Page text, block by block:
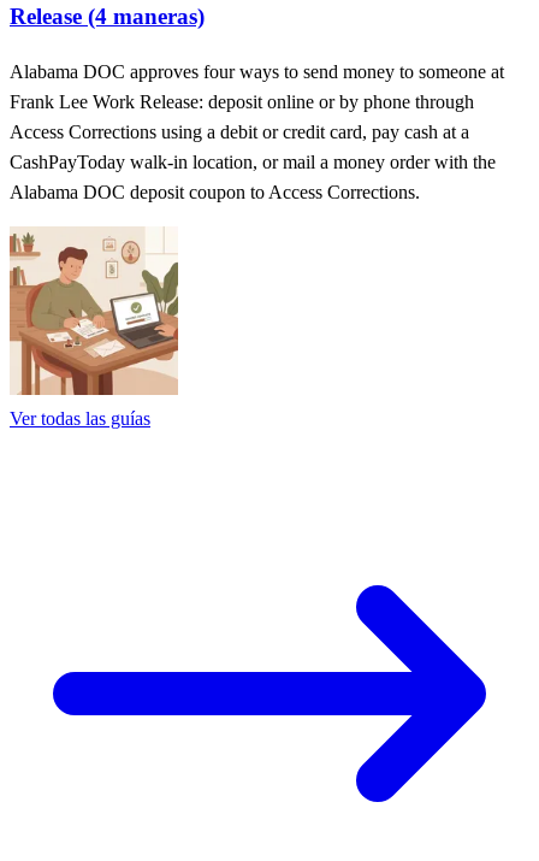
Release (4 maneras)
Alabama DOC approves four ways to send money to someone at
Frank Lee Work Release: deposit online or by phone through
Access Corrections using a debit or credit card, pay cash at a
CashPayToday walk-in location, or mail a money order with the
Alabama DOC deposit coupon to Access Corrections.
Ver todas las guías